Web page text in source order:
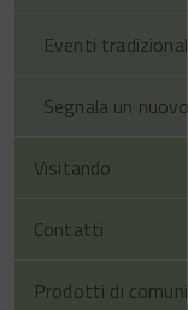
Eventi tradizionali
Segnala un
Visitando
Contatti
Prodotti di